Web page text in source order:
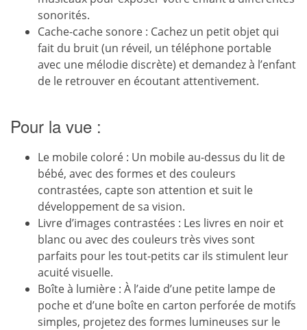
sonorités.
Cache-cache sonore : Cachez un petit objet qui
fait du bruit (un réveil, un téléphone portable
avec une mélodie discrète) et demandez à l’enfant
de le retrouver en écoutant attentivement.
Pour la vue :
Le mobile coloré : Un mobile au-dessus du lit de
bébé, avec des formes et des couleurs
contrastées, capte son attention et suit le
développement de sa vision.
Livre d’images contrastées : Les livres en noir et
blanc ou avec des couleurs très vives sont
parfaits pour les tout-petits car ils stimulent leur
acuité visuelle.
Boîte à lumière : À l’aide d’une petite lampe de
poche et d’une boîte en carton perforée de motifs
simples, projetez des formes lumineuses sur le